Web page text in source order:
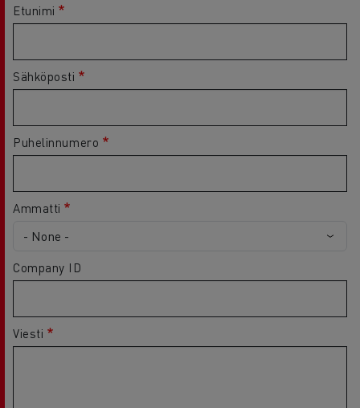
Etunimi
Sähköposti
Puhelinnumero
Ammatti
Company ID
Viesti